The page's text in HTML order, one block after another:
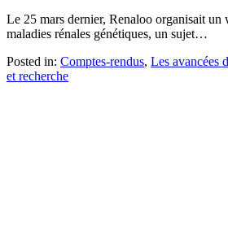
Le 25 mars dernier, Renaloo organisait un
maladies rénales génétiques, un sujet…
Posted in: Comptes-rendus, Les avancées
et recherche